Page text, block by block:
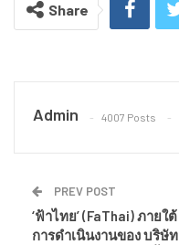
Share
Admin 4007 Posts
PREV POST
‘ฟ้าไทย’ (FaThai) ภายใต้
การดำเนินงานของ บริษัท